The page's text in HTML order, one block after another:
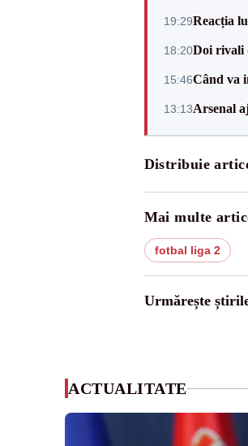
19:29Reacția
18:20Doi rivali
15:46Când va
13:13Arsenal
Distribuie
Mai multe
fotbal liga 2
Urmărește
ACTUALITATE